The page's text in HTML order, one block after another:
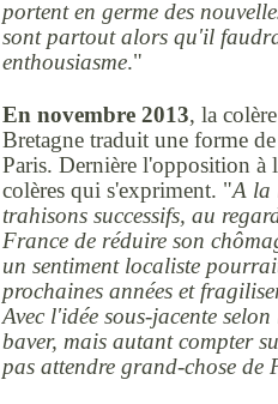
portent en germe des
sont partout alors qu'il
enthousiasme."
En novembre 2013, la
Bretagne traduit une forme
Paris. Dernière l'opposition à
colères qui s'expriment. "A la
trahisons successifs, au
France de réduire son
un sentiment localiste
prochaines années et
Avec l'idée sous-jacente
baver, mais autant compter
pas attendre grand-chose de